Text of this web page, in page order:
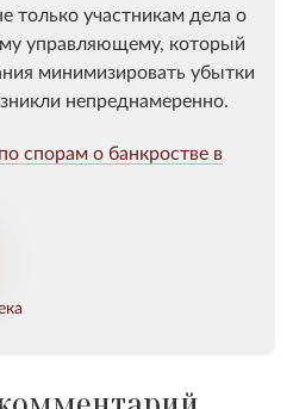
только участникам дела о
управляющему, который
минимизировать убытки
непреднамеренно.
спорам о банкростве в